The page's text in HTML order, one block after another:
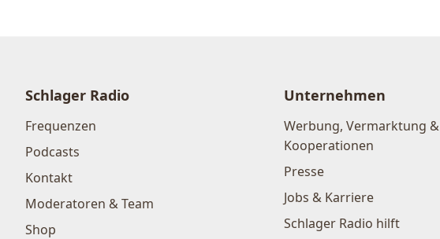
Schlager Radio
Frequenzen
Podcasts
Kontakt
Moderatoren & Team
Shop
Unternehmen
Werbung, Vermarktung &
Kooperationen
Presse
Jobs & Karriere
Schlager Radio hilft